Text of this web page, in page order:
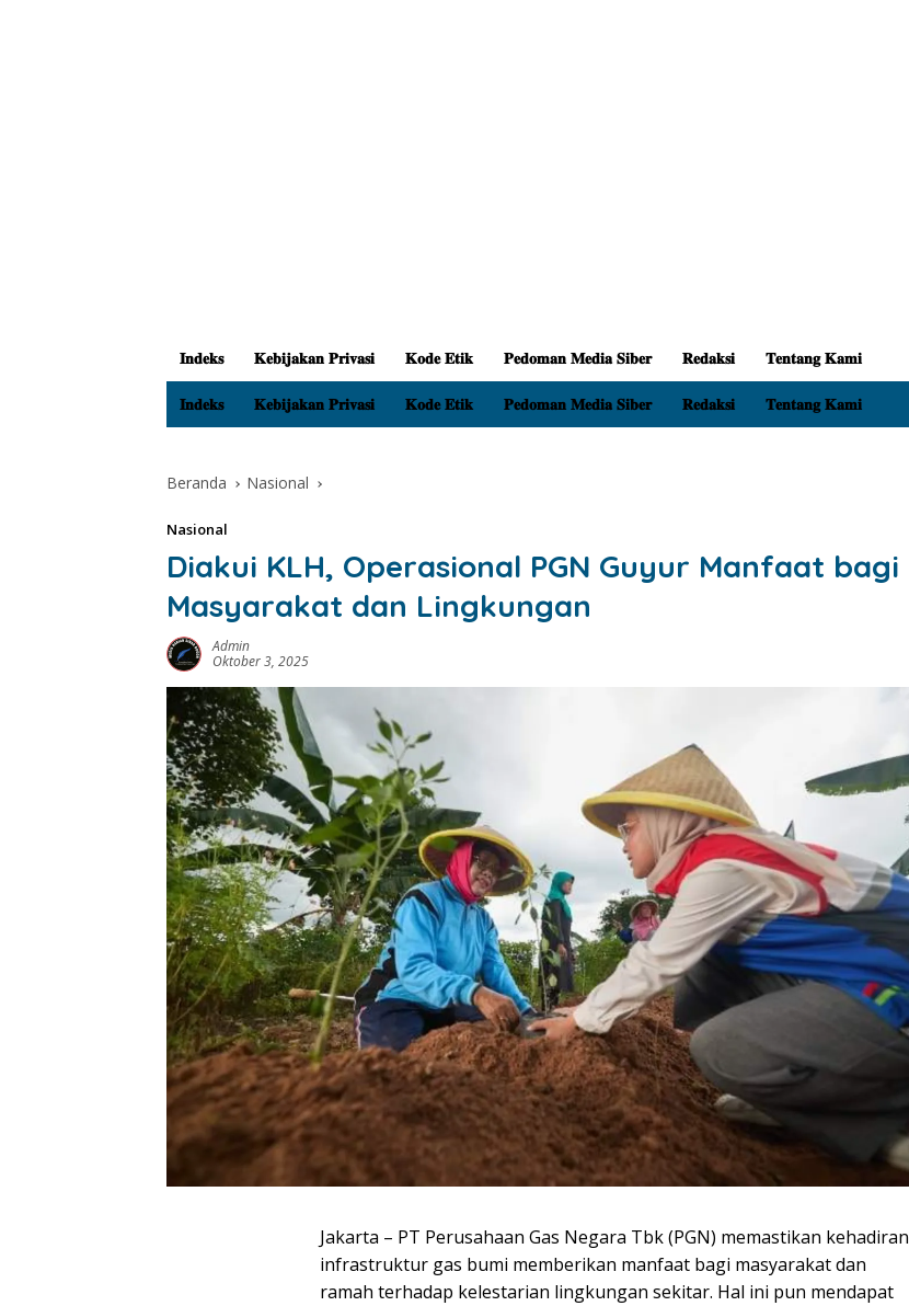
𝐈𝐧𝐝𝐞𝐤𝐬 𝐊𝐞𝐛𝐢𝐣𝐚𝐤𝐚𝐧 𝐏𝐫𝐢𝐯𝐚𝐬𝐢 𝐊𝐨𝐝𝐞 𝐄𝐭𝐢𝐤 𝐏𝐞𝐝𝐨𝐦𝐚𝐧 𝐌𝐞𝐝𝐢𝐚 𝐒𝐢𝐛𝐞𝐫 𝐑𝐞𝐝𝐚𝐤𝐬𝐢 𝐓𝐞𝐧𝐭𝐚𝐧𝐠 𝐊𝐚𝐦𝐢
𝐈𝐧𝐝𝐞𝐤𝐬 𝐊𝐞𝐛𝐢𝐣𝐚𝐤𝐚𝐧 𝐏𝐫𝐢𝐯𝐚𝐬𝐢 𝐊𝐨𝐝𝐞 𝐄𝐭𝐢𝐤 𝐏𝐞𝐝𝐨𝐦𝐚𝐧 𝐌𝐞𝐝𝐢𝐚 𝐒𝐢𝐛𝐞𝐫 𝐑𝐞𝐝𝐚𝐤𝐬𝐢 𝐓𝐞𝐧𝐭𝐚𝐧𝐠 𝐊𝐚𝐦𝐢
Beranda Nasional
Nasional
Diakui KLH, Operasional PGN Guyur Manfaat bagi
Masyarakat dan Lingkungan
Admin
Oktober 3, 2025
Jakarta – PT Perusahaan Gas Negara Tbk (PGN) memastikan kehadiran
infrastruktur gas bumi memberikan manfaat bagi masyarakat dan
ramah terhadap kelestarian lingkungan sekitar. Hal ini pun mendapat